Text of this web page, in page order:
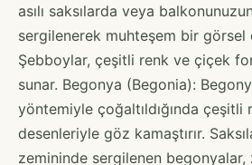
asılı saksılarda veya
sergilenerek muhteşem bir görsel
Şebboylar, çeşitli renk ve çiçek
sunar. Begonya (Begonia):
yöntemiyle çoğaltıldığında çeşitli
desenleriyle göz kamaştırır.
zemininde sergilenen begonyalar,